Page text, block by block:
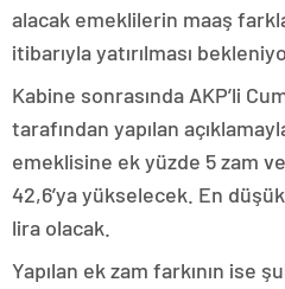
alacak emeklilerin maaş
itibarıyla yatırılması
Kabine sonrasında AKP’li
tarafından yapılan
emeklisine ek yüzde 5 zam
42,6’ya yükselecek. En
lira olacak.
Yapılan ek zam farkının ise